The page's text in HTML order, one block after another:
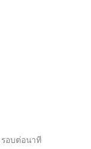
อบต่อนาที